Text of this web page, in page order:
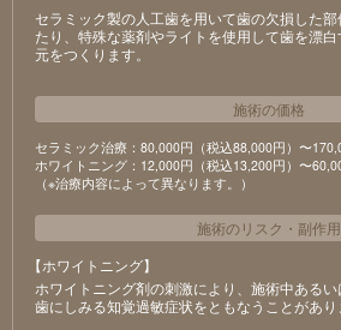
セラミック製の⼈⼯⻭を⽤いて⻭の⽋損した
たり、特殊な薬剤やライトを使⽤して⻭を漂
元をつくります。
施術の価格
セラミック治療：80,000円（税込88,000円）〜
ホワイトニング：12,000円（税込13,200円）〜
（※治療内容によって異なります。）
施術のリスク ・ 副作用
【ホワイトニング】
ホワイトニング剤の刺激により、施術中ある
⻭にしみる知覚過敏症状をともなうことがあり